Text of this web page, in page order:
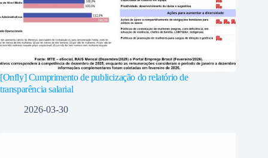
[Onfly] Cumprimento de publicização do relatório de
transparência salarial
2026-03-30